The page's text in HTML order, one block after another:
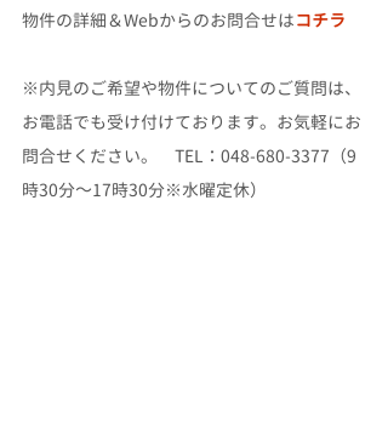
物件の詳細＆Webからのお問合せはコチラ
※内見のご希望や物件についてのご質問は、
お電話でも受け付けております。お気軽にお
問合せください。　TEL：048-680-3377（9
時30分～17時30分※水曜定休）